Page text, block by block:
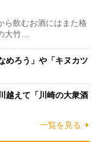
飲むお酒にはまた格
大竹…
めろう」や「キヌカツ
越えて「川崎の大衆酒
一覧を見る